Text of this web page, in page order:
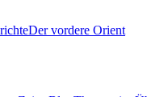
Der vordere Orient